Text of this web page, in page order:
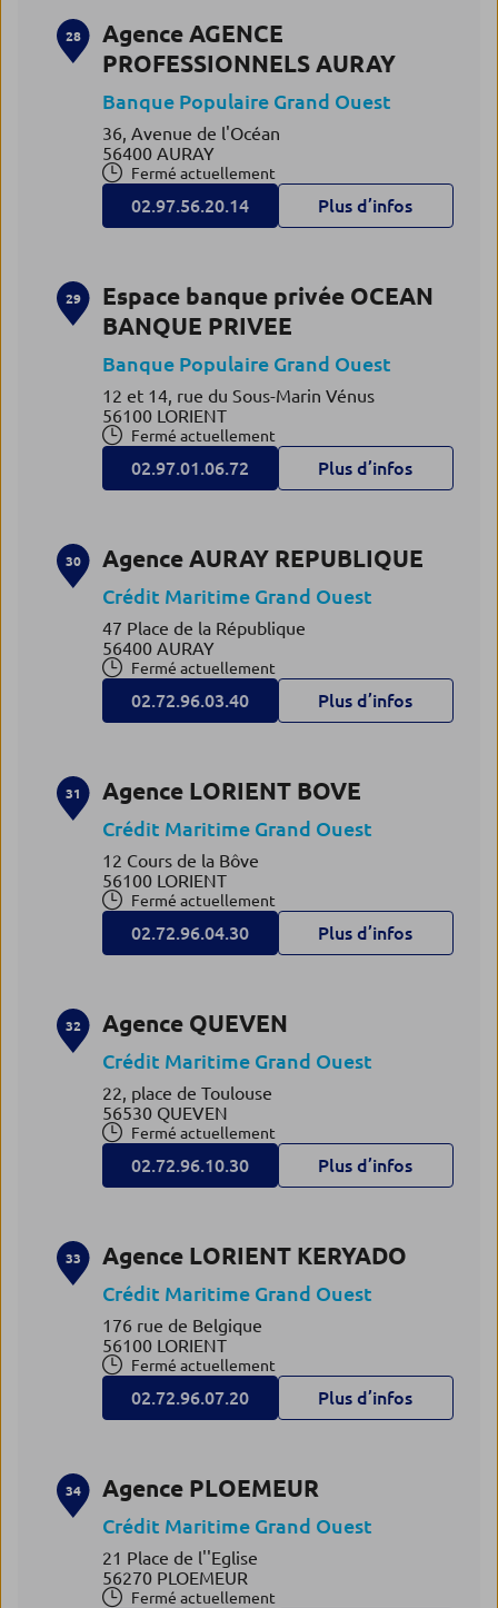
28
Agence AGENCE
PROFESSIONNELS AURAY
Banque Populaire Grand Ouest
36, Avenue de l'Océan
56400 AURAY
Fermé actuellement
02.97.56.20.14 Plus d’infos
29
Espace banque privée OCEAN
BANQUE PRIVEE
Banque Populaire Grand Ouest
12 et 14, rue du Sous-Marin Vénus
56100 LORIENT
Fermé actuellement
02.97.01.06.72 Plus d’infos
30 Agence AURAY REPUBLIQUE
Crédit Maritime Grand Ouest
47 Place de la République
56400 AURAY
Fermé actuellement
02.72.96.03.40 Plus d’infos
31 Agence LORIENT BOVE
Crédit Maritime Grand Ouest
12 Cours de la Bôve
56100 LORIENT
Fermé actuellement
02.72.96.04.30 Plus d’infos
32 Agence QUEVEN
Crédit Maritime Grand Ouest
22, place de Toulouse
56530 QUEVEN
Fermé actuellement
02.72.96.10.30 Plus d’infos
33 Agence LORIENT KERYADO
Crédit Maritime Grand Ouest
176 rue de Belgique
56100 LORIENT
Fermé actuellement
02.72.96.07.20 Plus d’infos
34 Agence PLOEMEUR
Crédit Maritime Grand Ouest
21 Place de l''Eglise
56270 PLOEMEUR
Fermé actuellement